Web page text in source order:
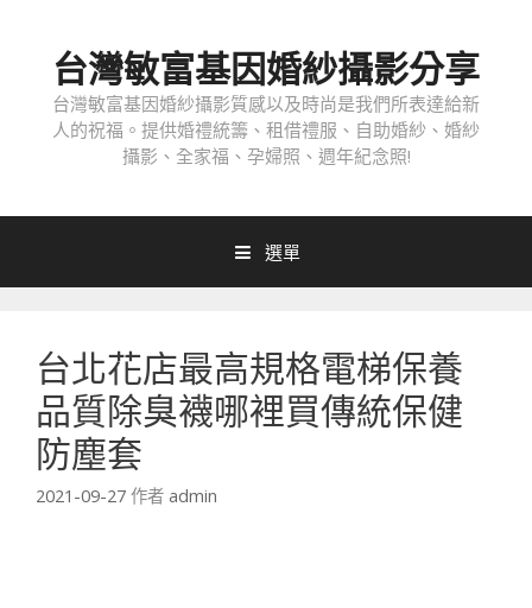
台灣敏富基因婚紗攝影分享
台灣敏富基因婚紗攝影質感以及時尚是我們所表達給新
人的祝福。提供婚禮統籌、租借禮服、自助婚紗、婚紗
攝影、全家福、孕婦照、週年紀念照!
選單
台北花店最高規格電梯保養
品質除臭襪哪裡買傳統保健
防塵套
2021-09-27 作者 admin